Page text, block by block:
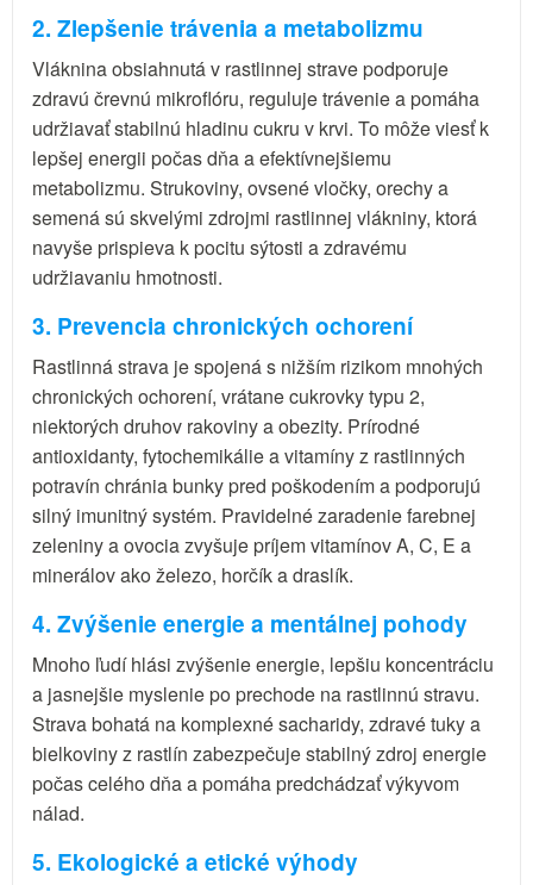
2. Zlepšenie trávenia a metabolizmu
Vláknina obsiahnutá v rastlinnej strave podporuje
zdravú črevnú mikroflóru, reguluje trávenie a pomáha
udržiavať stabilnú hladinu cukru v krvi. To môže viesť k
lepšej energii počas dňa a efektívnejšiemu
metabolizmu. Strukoviny, ovsené vločky, orechy a
semená sú skvelými zdrojmi rastlinnej vlákniny, ktorá
navyše prispieva k pocitu sýtosti a zdravému
udržiavaniu hmotnosti.
3. Prevencia chronických ochorení
Rastlinná strava je spojená s nižším rizikom mnohých
chronických ochorení, vrátane cukrovky typu 2,
niektorých druhov rakoviny a obezity. Prírodné
antioxidanty, fytochemikálie a vitamíny z rastlinných
potravín chránia bunky pred poškodením a podporujú
silný imunitný systém. Pravidelné zaradenie farebnej
zeleniny a ovocia zvyšuje príjem vitamínov A, C, E a
minerálov ako železo, horčík a draslík.
4. Zvýšenie energie a mentálnej pohody
Mnoho ľudí hlási zvýšenie energie, lepšiu koncentráciu
a jasnejšie myslenie po prechode na rastlinnú stravu.
Strava bohatá na komplexné sacharidy, zdravé tuky a
bielkoviny z rastlín zabezpečuje stabilný zdroj energie
počas celého dňa a pomáha predchádzať výkyvom
nálad.
5. Ekologické a etické výhody